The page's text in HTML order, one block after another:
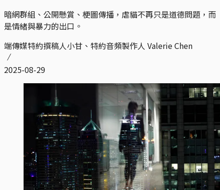
暗網群組、公開懸賞、梗圖傳播，虐貓不再只是道德問題，而
是情緒與暴力的出口。
端傳媒特約撰稿人小甘、特約音頻製作人 Valerie Chen
2025-08-29